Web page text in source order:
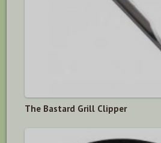
The Bastard Grill Clipper